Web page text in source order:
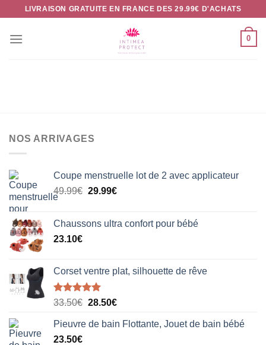
Passer
contenu
LIVRAISON GRATUITE EN FRANCE DES 29.99€ D'ACHATS
0
NOS ARRIVAGES
Coupe menstruelle lot de 2 avec applicateur
49.99€ Le
était :
29.99€Le
est :
Chaussons ultra confort pour bébé
23.10€
Corset ventre plat, silhouette de rêve
Note5.00
33.50€ Le
initial
28.50€Le
actuel
Pieuvre de bain Flottante, Jouet de bain bébé
23.50€